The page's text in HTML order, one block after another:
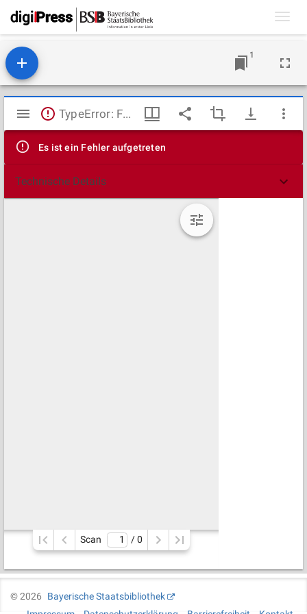
1
Mirador
Viewer
TypeError: Failed to fetch
Es ist ein Fehler aufgetreten
Technische Details
Scan / 0
©2026
Bayerische Staatsbibliothek